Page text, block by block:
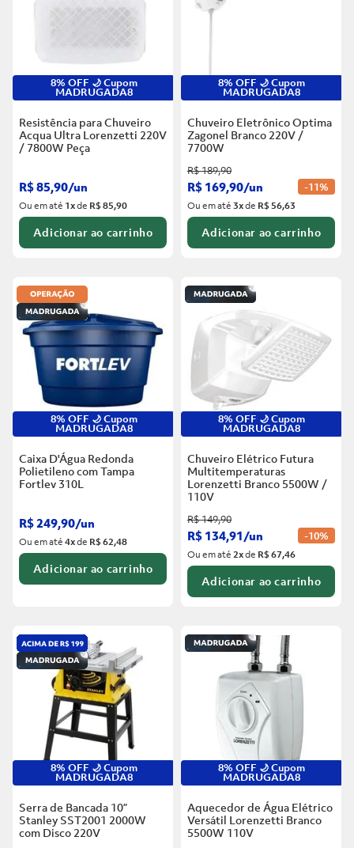
8% OFF 🌙 Cupom
MADRUGADA8
Resistência para Chuveiro
Acqua Ultra Lorenzetti 220V
/ 7800W Peça
R$85,90/un
Ou em até 1xde R$ 85,90
Adicionar ao carrinho
8% OFF 🌙 Cupom
MADRUGADA8
Chuveiro Eletrônico Optima
Zagonel Branco 220V /
7700W
R$189,90
R$ 169,90/un -11%
Ou em até3xde R$ 56,63
Adicionar ao carrinho
8% OFF 🌙 Cupom
MADRUGADA8
Caixa D'Água Redonda
Polietileno com Tampa
Fortlev 310L
R$249,90/un
Ou em até4xde R$ 62,48
Adicionar ao carrinho
8% OFF 🌙 Cupom
MADRUGADA8
Chuveiro Elétrico Futura
Multitemperaturas
Lorenzetti Branco 5500W /
110V
R$149,90
R$ 134,91/un -10%
Ou em até2xde R$ 67,46
Adicionar ao carrinho
8% OFF 🌙 Cupom
MADRUGADA8
Serra de Bancada 10”
Stanley SST2001 2000W
com Disco 220V
8% OFF 🌙 Cupom
MADRUGADA8
Aquecedor de Água Elétrico
Versátil Lorenzetti Branco
5500W 110V